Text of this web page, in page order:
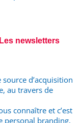
newsletters
source d’acquisition
au travers de
connaître et c’est
personal branding.